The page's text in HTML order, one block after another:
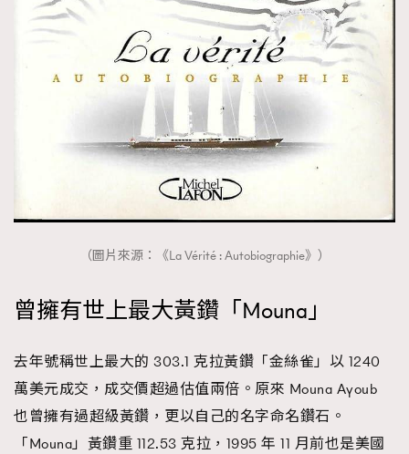
（圖片來源：《La Vérité : Autobiographie》）
曾擁有世上最大黃鑽「Mouna」
去年號稱世上最大的 303.1 克拉黃鑽「金絲雀」以 1240
萬美元成交，成交價超過估值兩倍。原來 Mouna Ayoub
也曾擁有過超級黃鑽，更以自己的名字命名鑽石。
「Mouna」黃鑽重 112.53 克拉，1995 年 11 月前也是美國